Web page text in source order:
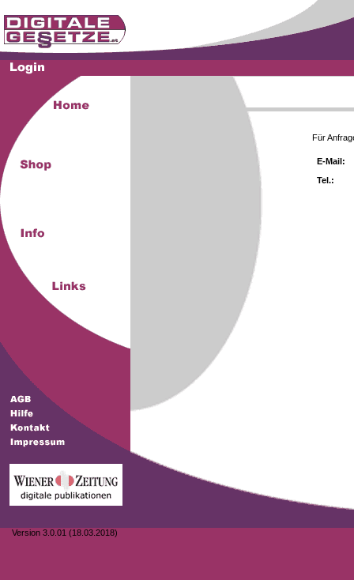
Version 3.0.01 (18.03.2018)
Für
E-Mail:
Tel.: